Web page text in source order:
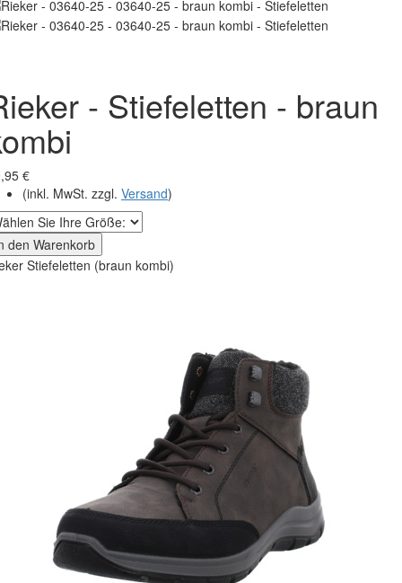
- Stiefeletten - braun
€
(inkl. MwSt. zzgl. Versand)
den Warenkorb
Stiefeletten (braun kombi)